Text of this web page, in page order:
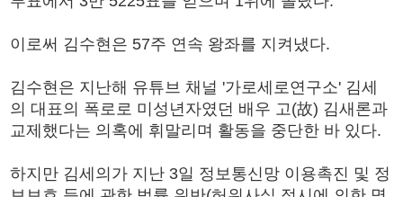
이로써 김수현은 57주 연속 왕좌를 지켜냈다.
김수현은 지난해 유튜브 채널 '가로세로연구소' 김세
의 대표의 폭로로 미성년자였던 배우 고(故) 김새론과
교제했다는 의혹에 휘말리며 활동을 중단한 바 있다.
하지만 김세의가 지난 3일 정보통신망 이용촉진 및 정